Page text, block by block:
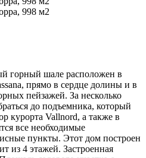
горный шале расположен в
прямо в сердце долины и в
пейзажей. За несколько
до подъемника, который
курорта Vallnord, а также в
все необходимые
пункты. Этот дом построен
из 4 этажей. Застроенная